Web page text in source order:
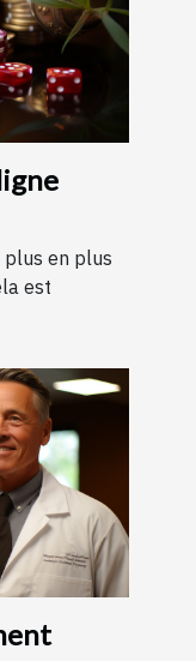
plus en plus
est